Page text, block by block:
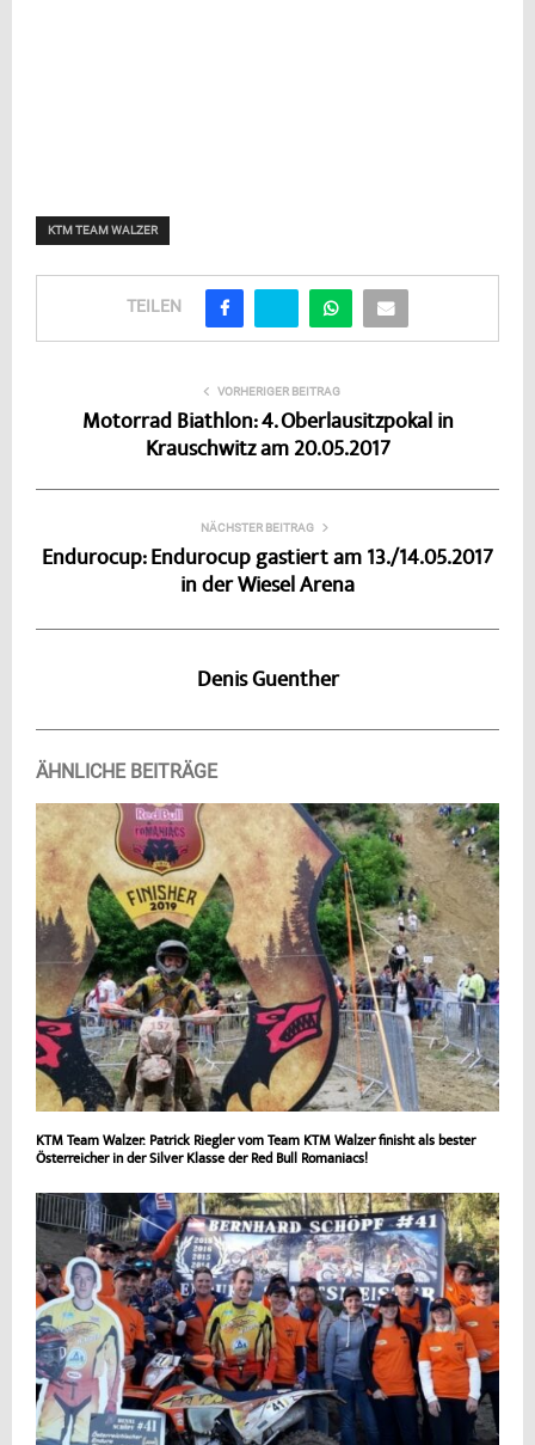
KTM TEAM WALZER
TEILEN
VORHERIGER BEITRAG
Motorrad Biathlon: 4. Oberlausitzpokal in
Krauschwitz am 20.05.2017
NÄCHSTER BEITRAG
Endurocup: Endurocup gastiert am 13./14.05.2017
in der Wiesel Arena
Denis Guenther
ÄHNLICHE BEITRÄGE
KTM Team Walzer: Patrick Riegler vom Team KTM Walzer finisht als bester
Österreicher in der Silver Klasse der Red Bull Romaniacs!